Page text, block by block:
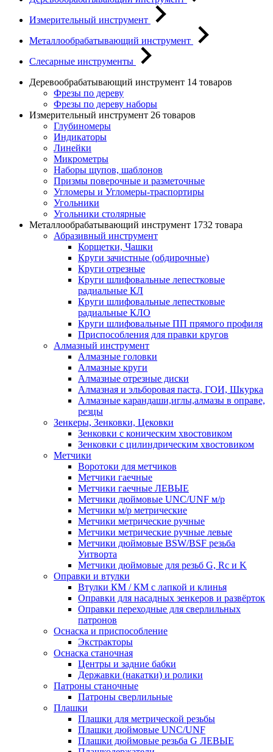
Измерительный инструмент
Металлообрабатывающий инструмент
Слесарные инструменты
Деревообрабатывающий инструмент 14 товаров
Фрезы по дереву
Фрезы по дереву наборы
Измерительный инструмент 26 товаров
Глубиномеры
Индикаторы
Линейки
Микрометры
Наборы щупов, шаблонов
Призмы поверочные и разметочные
Угломеры и Угломеры-траспортиры
Угольники
Угольники столярные
Металлообрабатывающий инструмент 1732 товара
Абразивный инструмент
Корщетки, Чашки
Круги зачистные (обдирочные)
Круги отрезные
Круги шлифовальные лепестковые
радиальные КЛ
Круги шлифовальные лепестковые
радиальные КЛО
Круги шлифовальные ПП прямого профиля
Приспособления для правки кругов
Алмазный инструмент
Алмазные головки
Алмазные круги
Алмазные отрезные диски
Алмазная и эльборовая паста, ГОИ, Шкурка
Алмазные карандаши,иглы,алмазы в оправе,
резцы
Зенкеры, Зенковки, Цековки
Зенковки с коническим хвостовиком
Зенковки с цилиндрическим хвостовиком
Метчики
Воротоки для метчиков
Метчики гаечные
Метчики гаечные ЛЕВЫЕ
Метчики дюймовые UNC/UNF м/р
Метчики м/р метрические
Метчики метрические ручные
Метчики метрические ручные левые
Метчики дюймовые BSW/BSF резьба
Уитворта
Метчики дюймовые для резьб G, Rc и K
Оправки и втулки
Втулки КМ / КМ с лапкой и клинья
Оправки для насадных зенкеров и развёрток
Оправки переходные для сверлильных
патронов
Оснаска и приспособление
Экстракторы
Оснаска станочная
Центры и задние бабки
Державки (накатки) и ролики
Патроны станочные
Патроны сверлильные
Плашки
Плашки для метрической резьбы
Плашки дюймовые UNC/UNF
Плашки дюймовые резьба G ЛЕВЫЕ